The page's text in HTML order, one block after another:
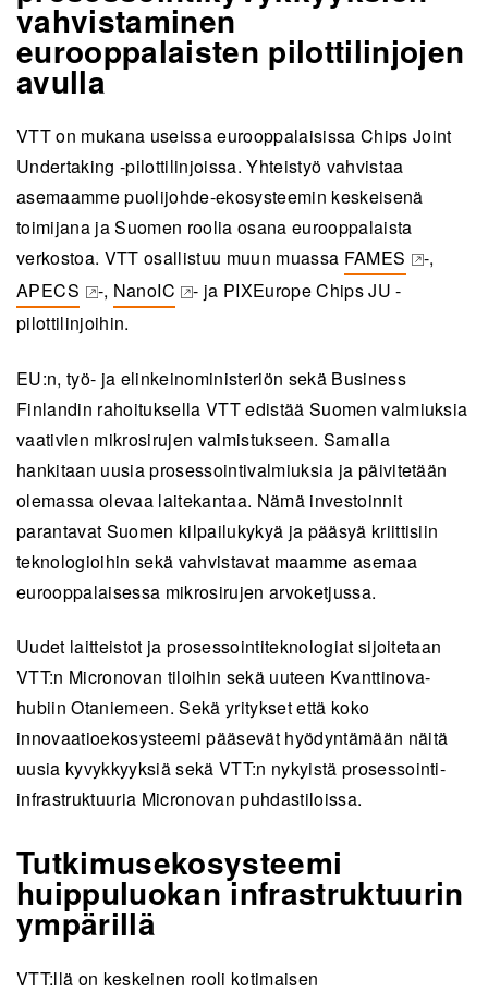
vahvistaminen
eurooppalaisten pilottilinjojen
avulla
VTT on mukana useissa eurooppalaisissa Chips Joint
Undertaking -pilottilinjoissa. Yhteistyö vahvistaa
asemaamme puolijohde-ekosysteemin keskeisenä
toimijana ja Suomen roolia osana eurooppalaista
verkostoa. VTT osallistuu muun muassa FAMES
(opens in a new
-,
APECS
(opens in a new tab)
-, NanoIC
(opens in a new tab)
- ja PIXEurope Chips JU -
pilottilinjoihin.
EU:n, työ- ja elinkeinoministeriön sekä Business
Finlandin rahoituksella VTT edistää Suomen valmiuksia
vaativien mikrosirujen valmistukseen. Samalla
hankitaan uusia prosessointivalmiuksia ja päivitetään
olemassa olevaa laitekantaa. Nämä investoinnit
parantavat Suomen kilpailukykyä ja pääsyä kriittisiin
teknologioihin sekä vahvistavat maamme asemaa
eurooppalaisessa mikrosirujen arvoketjussa.
Uudet laitteistot ja prosessointiteknologiat sijoitetaan
VTT:n Micronovan tiloihin sekä uuteen Kvanttinova-
hubiin Otaniemeen. Sekä yritykset että koko
innovaatioekosysteemi pääsevät hyödyntämään näitä
uusia kyvykkyyksiä sekä VTT:n nykyistä prosessointi-
infrastruktuuria Micronovan puhdastiloissa.
Tutkimusekosysteemi
huippuluokan infrastruktuurin
ympärillä
VTT:llä on keskeinen rooli kotimaisen